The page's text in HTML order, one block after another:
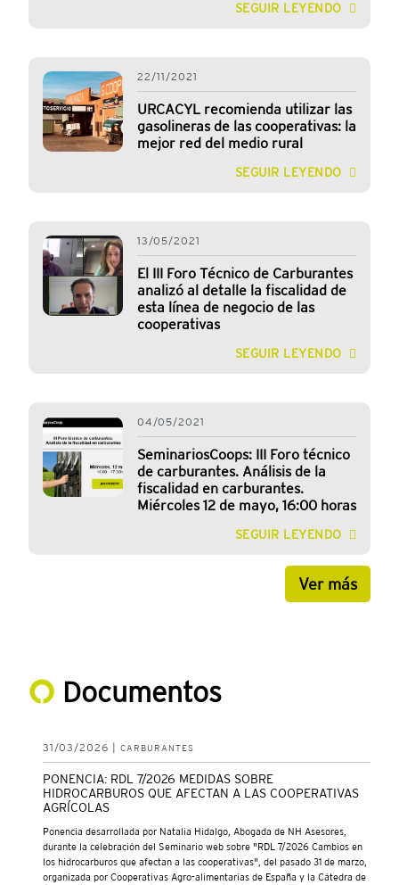
SEGUIR LEYENDO
22/11/2021
URCACYL recomienda utilizar las
gasolineras de las cooperativas: la
mejor red del medio rural
SEGUIR LEYENDO
13/05/2021
El III Foro Técnico de Carburantes
analizó al detalle la fiscalidad de
esta línea de negocio de las
cooperativas
SEGUIR LEYENDO
04/05/2021
SeminariosCoops: III Foro técnico
de carburantes. Análisis de la
fiscalidad en carburantes.
Miércoles 12 de mayo, 16:00 horas
SEGUIR LEYENDO
Ver más
Documentos
31/03/2026 | CARBURANTES
PONENCIA: RDL 7/2026 MEDIDAS SOBRE
HIDROCARBUROS QUE AFECTAN A LAS COOPERATIVAS
AGRÍCOLAS
Ponencia desarrollada por Natalia Hidalgo, Abogada de NH Asesores,
durante la celebración del Seminario web sobre "RDL 7/2026 Cambios en
los hidrocarburos que afectan a las cooperativas", del pasado 31 de marzo,
organizada por Cooperativas Agro-alimentarias de España y la Cátedra de